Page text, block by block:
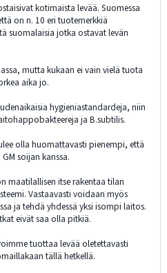
kotimaista levää. Suomessa
on n. 10 eri tuotemerkkiä
suomalaisia jotka ostavat levän
mutta kukaan ei vain vielä tuota
aika jo.
hygieniastandardeja, niin
ja B.subtilis.
olla huomattavasti pienempi, että
soijan kanssa.
maatilallisen itse rakentaa tilan
Vastaavasti voidaan myös
ja tehdä yhdessä yksi isompi laitos.
eivät saa olla pitkiä.
tuottaa levää oletettavasti
tällä hetkellä.